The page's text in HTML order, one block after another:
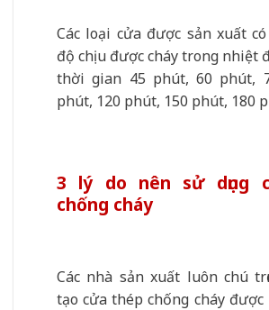
Các loại cửa được sản xuất
độ chịu được cháy trong nhiệt
thời gian 45 phút, 60 phút,
phút, 120 phút, 150 phút, 180
3 lý do nên sử dụng
chống cháy
Các nhà sản xuất luôn chú
tạo cửa thép chống cháy